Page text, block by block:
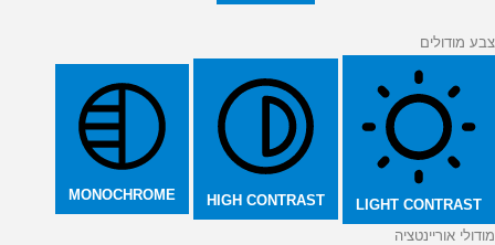
צבע מודולים
LIGHT CONTRAST
HIGH CONTRAST
MONOCHROME
מודולי אוריינטציה